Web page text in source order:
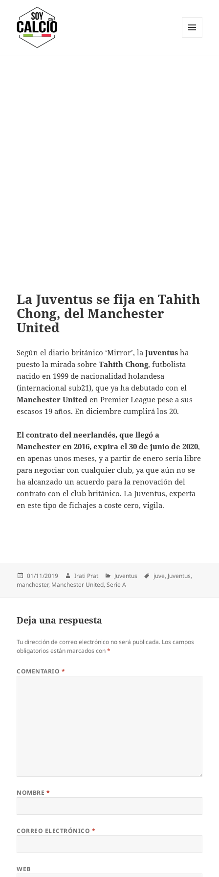
La Juventus se fija en Tahith
Chong, del Manchester
United
Según el diario británico ‘Mirror’, laJuventus ha
puesto la mirada sobreTahith Chong, futbolista
nacido en 1999 de nacionalidad holandesa
(internacional sub21), que ya ha debutado con el
Manchester United en Premier League pese a sus
escasos 19 años. En diciembre cumplirá los 20.
El contrato del neerlandés, que llegó a
Manchester en 2016, expira el 30 de junio de 2020,
en apenas unos meses, y a partir de enero sería libre
para negociar con cualquier club, ya que aún no se
ha alcanzado un acuerdo para la renovación del
contrato con el club británico. La Juventus, experta
en este tipo de fichajes a coste cero, vigila.
Publicado
el
01/11/2019 Autor
Irati Prat Categorías
Juventus Etiquetas
juve, Juventus,
manchester, Manchester United,Serie A
Deja una respuesta
Tu dirección de correo electrónico no será publicada. Los campos
obligatorios están marcados con*
COMENTARIO *
NOMBRE *
CORREO ELECTRÓNICO *
WEB